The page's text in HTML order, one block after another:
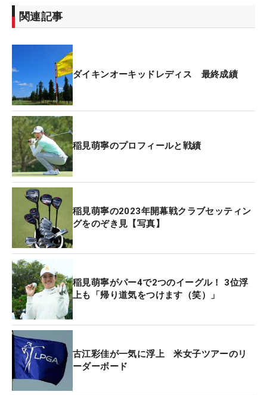
2020-21年シーズンは1位、昨シーズンは2位と高い
パーオン率が持ち味の稲見だが、きょうのパーオン
のぎまくって1ボギーにとどめ、チャンスをしっか
り沈めて3バーディを奪った。
最後は得意なショットが足を引っ張り「まあ徐々に
荒れましたね」と苦笑い。「きょうはめちゃめちゃ
すごい悪い感覚ではないんですけど、ちょっとズレ
ていてドライバーのミスが結構ありました。セカン
ドはまだましでしたね」と振り返る。セカンドで外
してはいけないところを避けながらアプローチでカ
バーし、優勝戦線に踏みとどまった。
そんななかでの2位は本人の自己評価としては悪く
ない。「開幕で2位タイは初めて。トップ10は目標
にしていたのでクリアできてよかったです」と成績
に満足感はある。これで得意のショットが噛み合え
ば、23年の初優勝はそう遠くなさそうだ。（文・下
村耕平）
関連記事
ダイキンオーキッドレディス 最終成績
稲見萌寧のプロフィールと戦績
稲見萌寧の2023年開幕戦クラブセッティン
グをのぞき見【写真】
稲見萌寧がパー4で2つのイーグル！ 3位浮
上も「帰り道気をつけます（笑）」
古江彩佳が一気に浮上 米女子ツアーのリ
ーダーボード